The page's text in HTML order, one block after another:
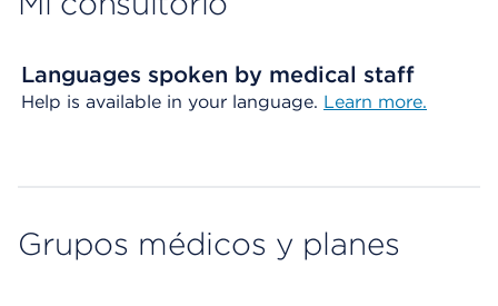
Languages spoken by medical staff
Help is available in your language. Learn more.
Grupos médicos y planes